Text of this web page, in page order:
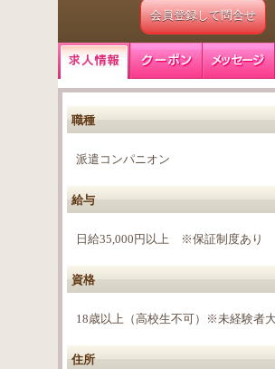
会員登録して問合せ
職種
派遣コンパニオン
給与
日給35,000円以上 ※保証制度あり
資格
18歳以上（高校生不可）※未経験者
住所